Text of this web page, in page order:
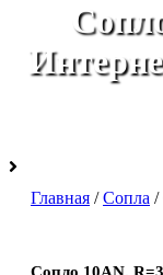
Главная /Сопла /
Сопло 10AN,